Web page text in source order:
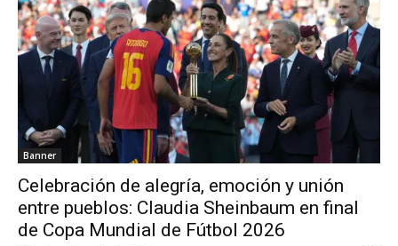
Banner
Celebración de alegría, emoción y unión
entre pueblos: Claudia Sheinbaum en final
de Copa Mundial de Fútbol 2026